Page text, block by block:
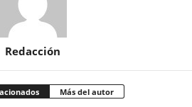
Redacción
Más del autor